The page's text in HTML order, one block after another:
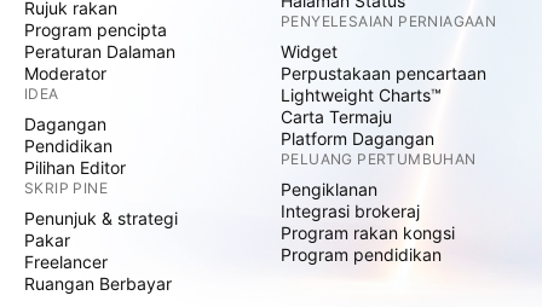
Rujuk rakan
Program pencipta
Peraturan Dalaman
Moderator
IDEA
Dagangan
Pendidikan
Pilihan Editor
SKRIP PINE
Penunjuk & strategi
Pakar
Freelancer
Ruangan Berbayar
PENYELESAIAN PERNIAGAAN
Widget
Perpustakaan pencartaan
Lightweight Charts™
Carta Termaju
Platform Dagangan
PELUANG PERTUMBUHAN
Pengiklanan
Integrasi brokeraj
Program rakan kongsi
Program pendidikan